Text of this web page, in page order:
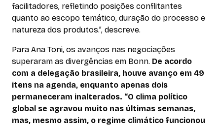
facilitadores, refletindo posições conflitantes
quanto ao escopo temático, duração do processo e
natureza dos produtos.”, descreve.
Para Ana Toni, os avanços nas negociações
superaram as divergências em Bonn. De acordo
com a delegação brasileira, houve avanço em 49
itens na agenda, enquanto apenas dois
permaneceram inalterados. “O clima político
global se agravou muito nas últimas semanas,
mas, mesmo assim, o regime climático funcionou